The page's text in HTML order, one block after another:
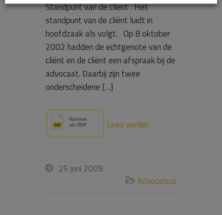
Standpunt van de cliënt Het
standpunt van de cliënt luidt in
hoofdzaak als volgt. Op 8 oktober
2002 hadden de echtgenote van de
cliënt en de cliënt een afspraak bij de
advocaat. Daarbij zijn twee
onderscheidene […]
Lees verder
 25 juni 2009
 Advocatuur